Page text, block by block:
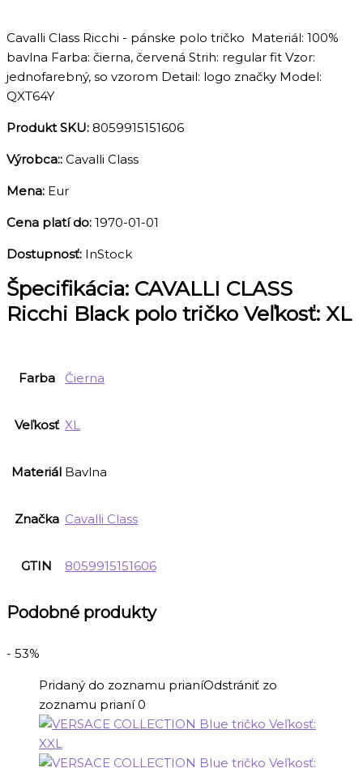
Cavalli Class Ricchi - pánske polo tričko Materiál: 100%
bavlna Farba: čierna, červená Strih: regular fit Vzor:
jednofarebný, so vzorom Detail: logo značky Model:
QXT64Y
Produkt SKU: 8059915151606
Výrobca:: Cavalli Class
Mena: Eur
Cena platí do: 1970-01-01
Dostupnosť: InStock
Špecifikácia: CAVALLI CLASS
Ricchi Black polo tričko Veľkosť: XL
Farba Čierna
Veľkosť XL
Materiál Bavlna
Značka Cavalli Class
GTIN 8059915151606
Podobné produkty
- 53%
Pridaný do zoznamu prianíOdstrániť zo
zoznamu prianí 0